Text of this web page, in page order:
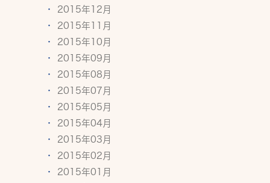
2015年12月
2015年11月
2015年10月
2015年09月
2015年08月
2015年07月
2015年05月
2015年04月
2015年03月
2015年02月
2015年01月